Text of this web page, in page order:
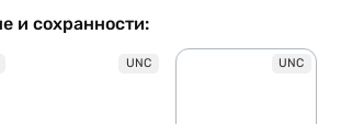
и сохранности:
UNC UNC